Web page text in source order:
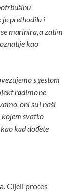
je prethodilo i
marinira, a zatim
kao
s gestom
radimo ne
oni su i naši
svatko
kad dođete
Cijeli proces